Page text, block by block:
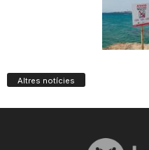
Altres notícies